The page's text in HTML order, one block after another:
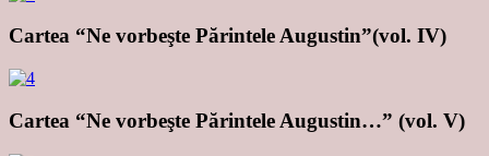
Cartea “Ne vorbeşte Părintele Augustin”(vol. IV)
Cartea “Ne vorbeşte Părintele Augustin…” (vol. V)